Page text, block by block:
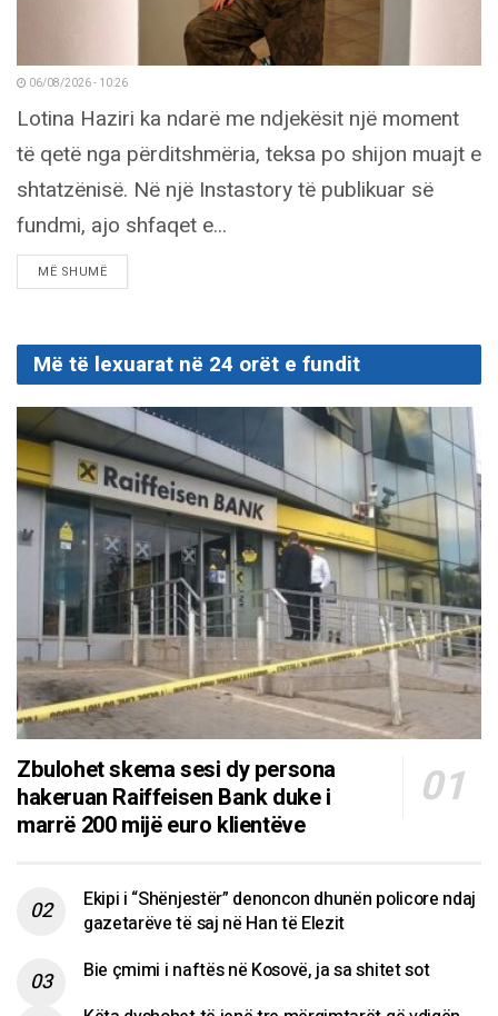
06/08/2026 - 10:26
Lotina Haziri ka ndarë me ndjekësit një moment
të qetë nga përditshmëria, teksa po shijon muajt e
shtatzënisë. Në një Instastory të publikuar së
fundmi, ajo shfaqet e...
MË SHUMËDETAILS
Më të lexuarat në 24 orët e fundit
Zbulohet skema sesi dy persona
hakeruan Raiffeisen Bank duke i
marrë 200 mijë euro klientëve
Ekipi i “Shënjestër” denoncon dhunën policore ndaj
gazetarëve të saj në Han të Elezit
Bie çmimi i naftës në Kosovë, ja sa shitet sot